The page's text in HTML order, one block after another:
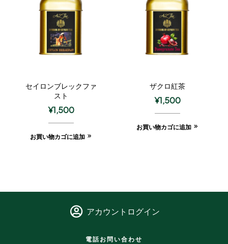
セイロンブレックファ
スト
¥1,500
お買い物カゴに追加
ザクロ紅茶
¥1,500
お買い物カゴに追加
アカウントログイン
電話お問い合わせ